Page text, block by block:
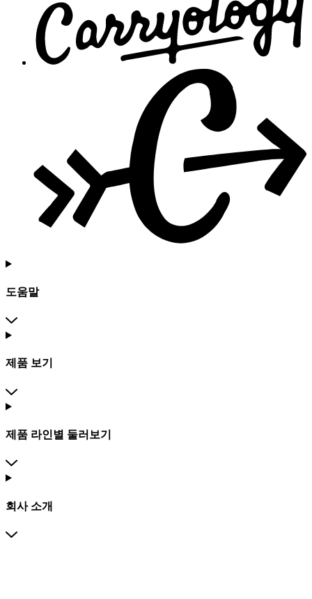
도움말
제품 보기
제품 라인별 둘러보기
회사 소개